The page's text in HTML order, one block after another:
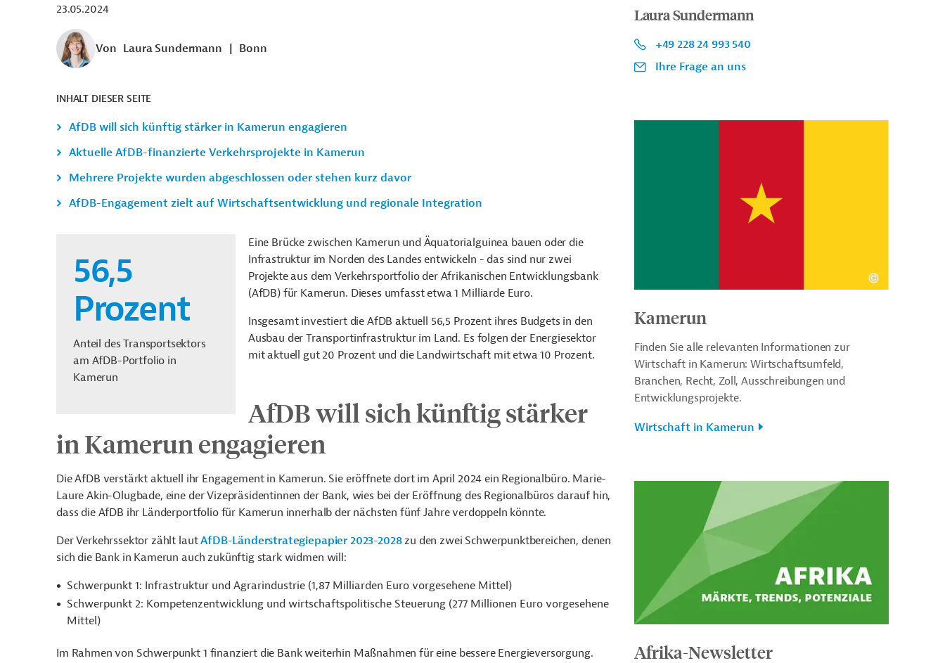
23.05.2024
Von Laura Sundermann Bonn
INHALT DIESER SEITE
AfDB will sich künftig stärker in Kamerun engagieren
Aktuelle AfDB-finanzierte Verkehrsprojekte in Kamerun
Mehrere Projekte wurden abgeschlossen oder stehen kurz davor
AfDB-Engagement zielt auf Wirtschaftsentwicklung und regionale Integration
56,5
Prozent
Anteil des Transportsektors
am AfDB-Portfolio in
Kamerun
Eine Brücke zwischen Kamerun und Äquatorialguinea bauen oder die
Infrastruktur im Norden des Landes entwickeln - das sind nur zwei
Projekte aus dem Verkehrsportfolio der Afrikanischen Entwicklungsbank
(AfDB) für Kamerun. Dieses umfasst etwa 1 Milliarde Euro.
Insgesamt investiert die AfDB aktuell 56,5 Prozent ihres Budgets in den
Ausbau der Transportinfrastruktur im Land. Es folgen der Energiesektor
mit aktuell gut 20 Prozent und die Landwirtschaft mit etwa 10 Prozent.
AfDB will sich künftig stärker
in Kamerun engagieren
Die AfDB verstärkt aktuell ihr Engagement in Kamerun. Sie eröffnete dort im April 2024 ein Regionalbüro. Marie-
Laure Akin-Olugbade, eine der Vizepräsidentinnen der Bank, wies bei der Eröffnung des Regionalbüros darauf hin,
dass die AfDB ihr Länderportfolio für Kamerun innerhalb der nächsten fünf Jahre verdoppeln könnte.
Der Verkehrssektor zählt lautAfDB-Länderstrategiepapier 2023-2028zu den zwei Schwerpunktbereichen, denen
sich die Bank in Kamerun auch zukünftig stark widmen will:
Schwerpunkt 1: Infrastruktur und Agrarindustrie (1,87 Milliarden Euro vorgesehene Mittel)
Schwerpunkt 2: Kompetenzentwicklung und wirtschaftspolitische Steuerung (277 Millionen Euro vorgesehene
Mittel)
Im Rahmen von Schwerpunkt 1 finanziert die Bank weiterhin Maßnahmen für eine bessere Energieversorgung.
Laura Sundermann
+49 228 24 993 540
Ihre Frage an uns
Kamerun
Finden Sie alle relevanten Informationen zur
Wirtschaft in Kamerun: Wirtschaftsumfeld,
Branchen, Recht, Zoll, Ausschreibungen und
Entwicklungsprojekte.
Wirtschaft in Kamerun
Afrika-Newsletter